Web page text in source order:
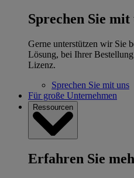
Sprechen Sie mit
Gerne unterstützen wir Sie
Lösung, bei Ihrer
Lizenz.
Sprechen Sie mit uns
Für große Unternehmen
Ressourcen
Erfahren Sie